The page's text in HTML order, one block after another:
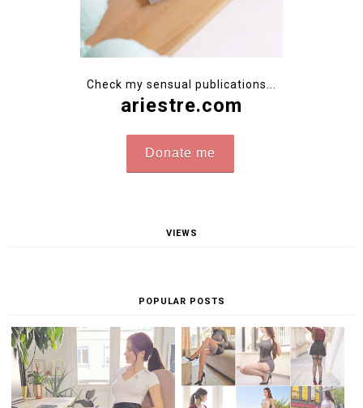
Check my sensual publications...
ariestre.com
Donate me
VIEWS
POPULAR POSTS